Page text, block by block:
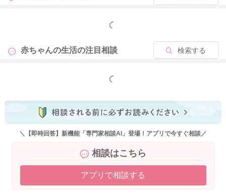
もっと見る
赤ちゃんの生活の注目相談 検索する
もっと見る
＼【即時回答】新機能「専門家相談AI」登場！アプリで今すぐ相談／
相談はこちら
アプリで相談する